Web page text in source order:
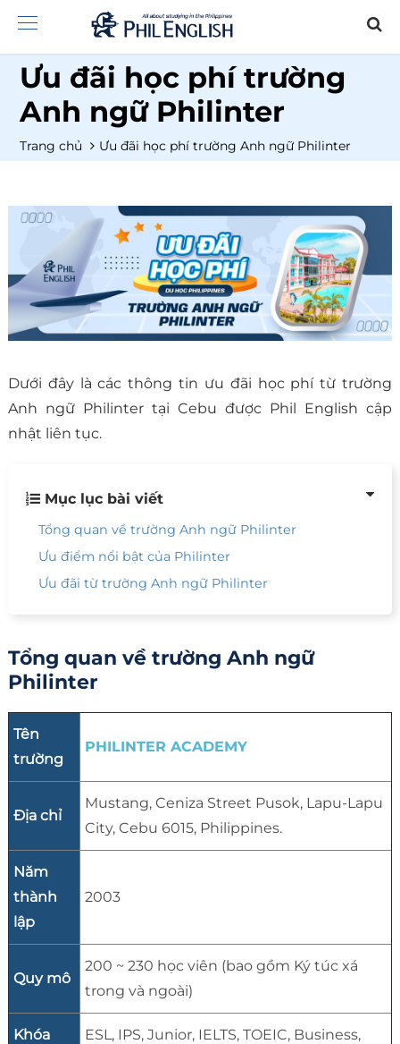
Ưu đãi học phí trường
Anh ngữ Philinter
Trang chủ Ưu đãi học phí trường Anh ngữ Philinter
Dưới đây là các thông tin ưu đãi học phí từ trường
Anh ngữ Philinter tại Cebu được Phil English cập
nhật liên tục.
Mục lục bài viết
Tổng quan về trường Anh ngữ Philinter
Ưu điểm nổi bật của Philinter
Ưu đãi từ trường Anh ngữ Philinter
Tổng quan về trường Anh ngữ
Philinter
Tên
trường
PHILINTER ACADEMY
Địa chỉ
Mustang, Ceniza Street Pusok, Lapu-Lapu
City, Cebu 6015, Philippines.
Năm
thành
lập
2003
Quy mô
200 ~ 230 học viên (bao gồm Ký túc xá
trong và ngoài)
Khóa
ESL, IPS, Junior, IELTS, TOEIC, Business,